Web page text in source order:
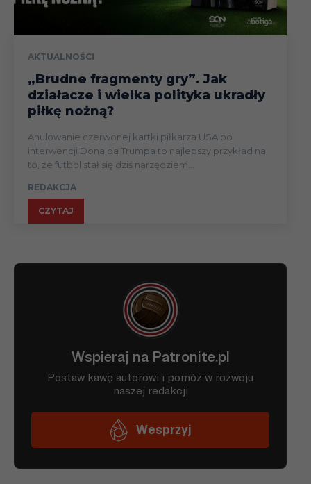
AKTUALNOŚCI
„Brudne fragmenty gry”. Jak
działacze i wielka polityka ukradły
piłkę nożną?
Anulowanie czerwonej kartki piłkarza USA po
interwencji Donalda Trumpa to najlepszy przykład na
to, że futbol stał się dziś narzędziem...
REDAKCJA
CZYTAJ